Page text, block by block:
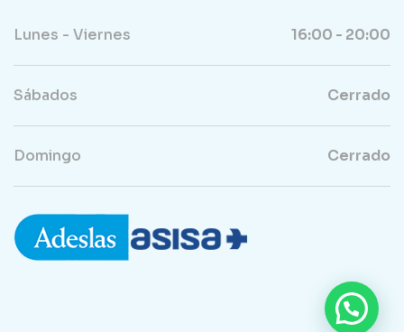
Lunes - Viernes 16:00 - 20:00
Sábados Cerrado
Domingo Cerrado